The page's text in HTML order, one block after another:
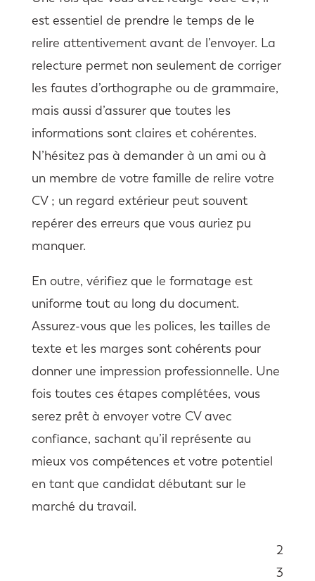
est essentiel de prendre le temps de le
relire attentivement avant de l’envoyer. La
relecture permet non seulement de corriger
les fautes d’orthographe ou de grammaire,
mais aussi d’assurer que toutes les
informations sont claires et cohérentes.
N’hésitez pas à demander à un ami ou à
un membre de votre famille de relire votre
CV ; un regard extérieur peut souvent
repérer des erreurs que vous auriez pu
manquer.
En outre, vérifiez que le formatage est
uniforme tout au long du document.
Assurez-vous que les polices, les tailles de
texte et les marges sont cohérents pour
donner une impression professionnelle. Une
fois toutes ces étapes complétées, vous
serez prêt à envoyer votre CV avec
confiance, sachant qu’il représente au
mieux vos compétences et votre potentiel
en tant que candidat débutant sur le
marché du travail.
2
3